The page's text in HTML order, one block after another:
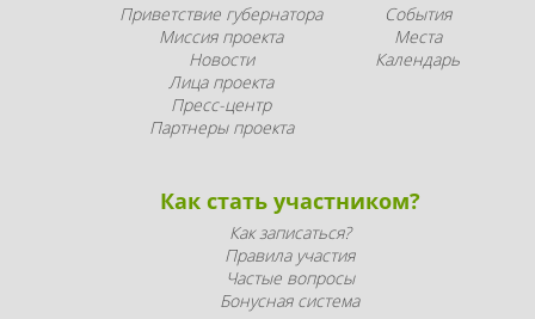
Приветствие губернатора
Миссия проекта
Новости
Лица проекта
Пресс-центр
Партнеры проекта
События
Места
Календарь
Как стать участником?
Как записаться?
Правила участия
Частые вопросы
Бонусная система